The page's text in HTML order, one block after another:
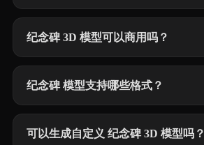
纪念碑 3D 模型可以商用吗？
纪念碑 模型支持哪些格式？
可以生成自定义 纪念碑 3D 模型吗？